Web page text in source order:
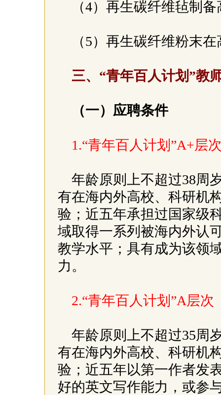
（4）再生碳纤维毡制
（5）再生碳纤维粉末
三、“青年百人计划”教
（一）应聘条件
1.“青年百人计划”A+层
年龄原则上不超过38周
有在海内外高校、科研机
验；近五年承担过国家级
域取得一系列被海内外认
教学水平；具有成为该领
力。
2.“青年百人计划”A层
年龄原则上不超过35周
有在海内外高校、科研机
验；近五年以第一作者发
好的英文写作能力，或参